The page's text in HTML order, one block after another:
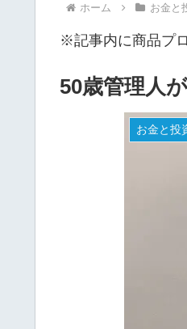
ホーム お金と
※記事内に商品プ
50歳管理人
お金と投